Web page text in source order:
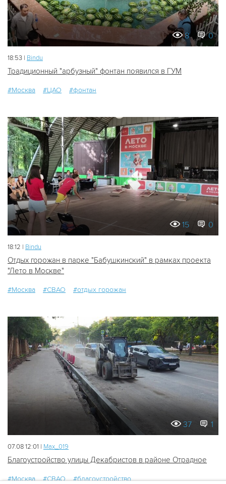
8 0
18:53 | Bindu
Традиционный "арбузный" фонтан появился в ГУМ
#Москва #ЦАО #фонтан
15 0
18:12 | Bindu
Отдых горожан в парке "Бабушкинский" в рамках проекта
"Лето в Москве"
#Москва #СВАО #отдых горожан
37 1
07.08 12:01 | Мах_019
Благоустройство улицы Декабристов в районе Отрадное
#Москва #СВАО #благоустройство